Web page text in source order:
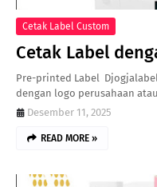
Cetak Label Custom
Cetak Label
Pre-printed Label
dengan logo perusahaan
Desember 11, 2025
READ MORE »